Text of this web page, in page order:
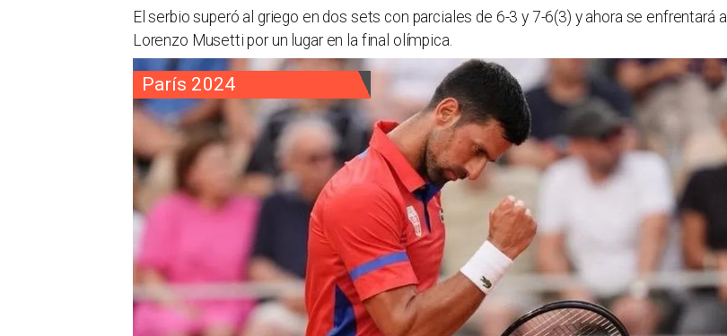
París 2024
​El serbio superó al griego en dos sets con parciales de 6-3 y 7-6(3) y ahora se enfrentará a
Lorenzo Musetti por un lugar en la final olímpica.